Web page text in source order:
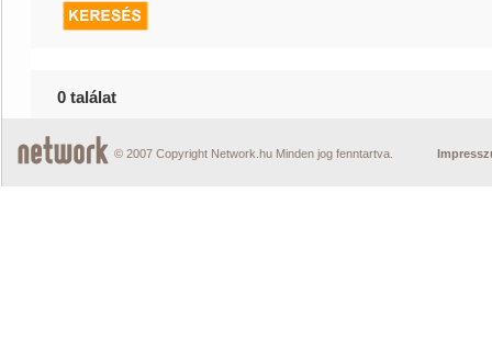
0 találat
© 2007 Copyright Network.hu Minden jog fenntartva.